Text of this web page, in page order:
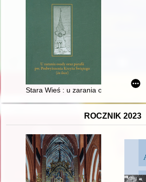
Stara Wieś : u zarania osady oraz
ROCZNIK 2023